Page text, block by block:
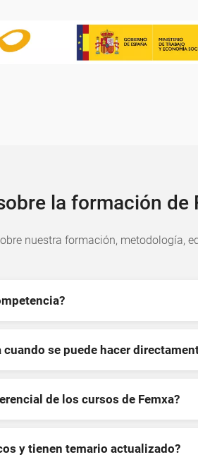
la formación de
nuestra formación, metodología,
se puede hacer
de los cursos de Femxa?
y tienen temario actualizado?